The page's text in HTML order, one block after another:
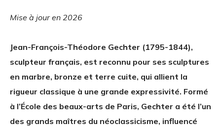
Mise à jour en 2026
Jean-François-Théodore Gechter (1795-1844),
sculpteur français, est reconnu pour ses sculptures
en marbre, bronze et terre cuite, qui allient la
rigueur classique à une grande expressivité. Formé
à l’École des beaux-arts de Paris, Gechter a été l’un
des grands maîtres du néoclassicisme, influencé